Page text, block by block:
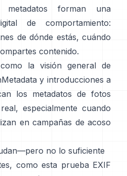
forman una
de comportamiento:
de dónde estás, cuándo
contenido.
la visión general de
y introducciones a
los metadatos de fotos
especialmente cuando
en campañas de acoso
no lo suficiente
como esta prueba EXIF